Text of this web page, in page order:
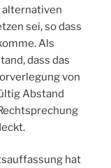
sei, so dass
Als
dass das
von
Abstand
hat